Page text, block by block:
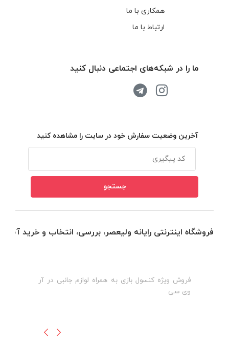
همکاری با ما
ارتباط با ما
ما را در شبکه‌های اجتماعی دنبال کنید
آخرین وضعیت سفارش خود در سایت را مشاهده کنید
فروشگاه اینترنتی رایانه ولیعصر، بررسی، انتخاب و خرید
فروش ویژه کنسول بازی به همراه لوازم جانبی در آر
وی سی